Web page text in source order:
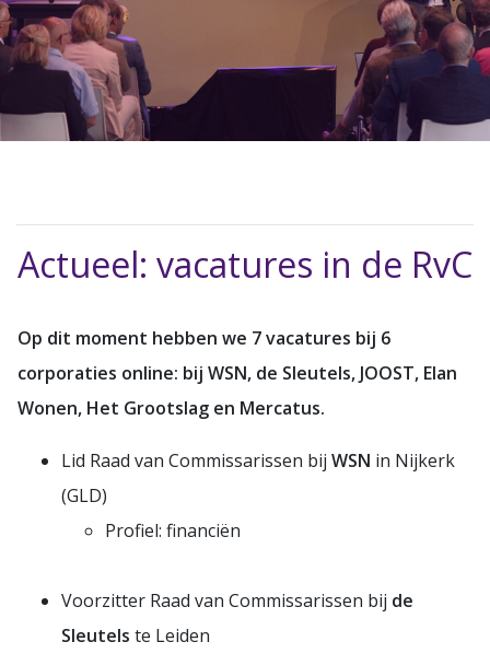
Actueel: vacatures in de RvC
Op dit moment hebben we 7 vacatures bij 6
corporaties online: bij WSN, de Sleutels, JOOST, Elan
Wonen, Het Grootslag en Mercatus.
Lid Raad van Commissarissen bij WSN in Nijkerk
(GLD)
Profiel: financiën
Voorzitter Raad van Commissarissen bij de
Sleutels te Leiden